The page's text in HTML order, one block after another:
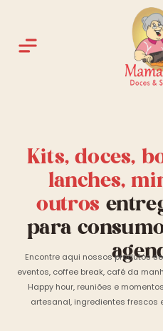
Kits, doces,
lanches,
outros
para
Encontre aqui nossos produtos
eventos, coffee break, café da
Happy hour, reuniões e
artesanal, ingredientes frescos